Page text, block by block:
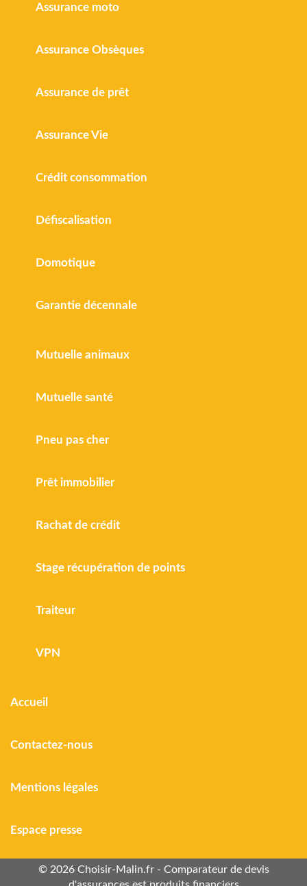
Assurance moto
Assurance Obsèques
Assurance de prêt
Assurance Vie
Crédit consommation
Défiscalisation
Domotique
Garantie décennale
Mutuelle animaux
Mutuelle santé
Pneu pas cher
Prêt immobilier
Rachat de crédit
Stage récupération de points
Traiteur
VPN
Accueil
Contactez-nous
Mentions légales
Espace presse
© 2026 Choisir-Malin.fr - Comparateur de devis